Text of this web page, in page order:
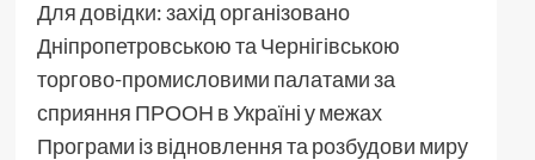
Для довідки: захід організовано
Дніпропетровською та Чернігівською
торгово-промисловими палатами за
сприяння ПРООН в Україні у межах
Програми із відновлення та розбудови миру